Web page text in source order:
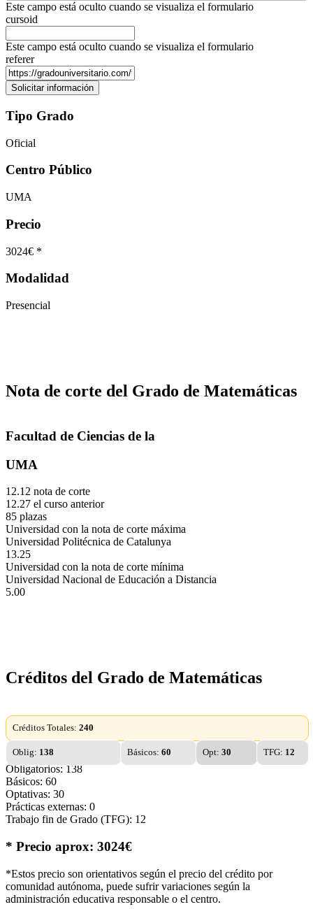
Este campo está oculto cuando se visualiza el formulario
cursoid
Este campo está oculto cuando se visualiza el formulario
referer
Tipo Grado
Oficial
Centro Público
UMA
Precio
3024€ *
Modalidad
Presencial
Nota de corte del Grado de Matemáticas
Facultad de Ciencias de la
UMA
12.12 nota de corte
12.27 el curso anterior
85 plazas
Universidad con la nota de corte máxima
Universidad Politécnica de Catalunya
13.25
Universidad con la nota de corte mínima
Universidad Nacional de Educación a Distancia
5.00
Créditos del Grado de Matemáticas
Créditos Totales: 240
Oblig: 138 Básicos:60 Opt:30 TFG: 12
Obligatorios: 138
Básicos: 60
Optativas: 30
Prácticas externas: 0
Trabajo fin de Grado (TFG): 12
* Precio aprox: 3024€
*Estos precio son orientativos según el precio del crédito por
comunidad autónoma, puede sufrir variaciones según la
administración educativa responsable o el centro.